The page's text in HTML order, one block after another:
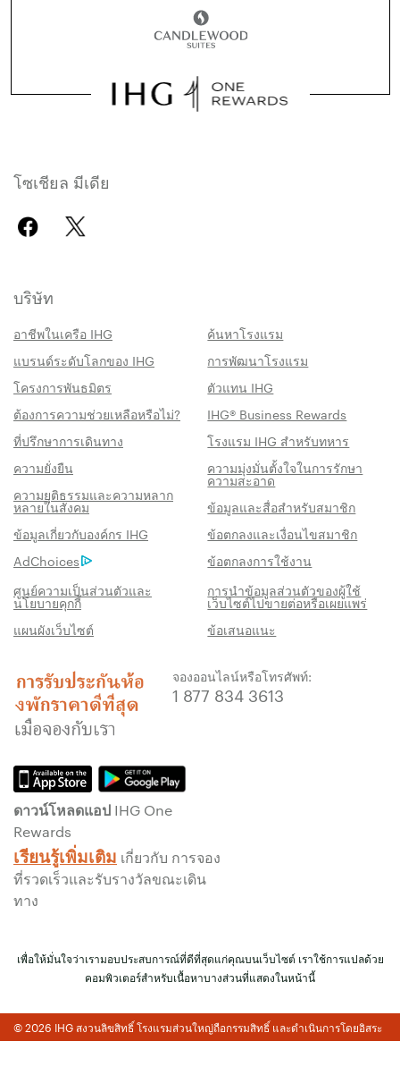
โซเชียล มีเดีย
บริษัท
อาชีพในเครือ IHG
ค้นหาโรงแรม
แบรนด์ระดับโลกของ IHG
การพัฒนาโรงแรม
โครงการพันธมิตร
ตัวแทน IHG
ต้องการความช่วยเหลือหรือไม่?
IHG® Business Rewards
ที่ปรึกษาการเดินทาง
โรงแรม IHG สำหรับทหาร
ความยั่งยืน
ความมุ่งมั่นตั้งใจในการรักษา
ความสะอาด
ความยุติธรรมและความหลาก
หลายในสังคม
ข้อมูลและสื่อสำหรับสมาชิก
ข้อมูลเกี่ยวกับองค์กร IHG
ข้อตกลงและเงื่อนไขสมาชิก
AdChoices
ข้อตกลงการใช้งาน
ศูนย์ความเป็นส่วนตัวและ
นโยบายคุกกี้
การนำข้อมูลส่วนตัวของผู้ใช้
เว็บไซต์ไปขายต่อหรือเผยแพร่
แผนผังเว็บไซต์
ข้อเสนอแนะ
จองออนไลน์หรือโทรศัพท์:
1 877 834 3613
ดาวน์โหลดแอป IHG One
Rewards
เรียนรู้เพิ่มเติม เกี่ยวกับ การจอง
ที่รวดเร็วและรับรางวัลขณะเดิน
ทาง
สิทธิประโชน์เมื่อจองกับเรา
การรับประกันห้องพักราคาดีที่สุด
เราสัญญาว่าคุณจะได้รับราคาต่ำที่สุดทาง
ออนไลน์ มิฉะนั้น เราจะปรับให้ตรงกับราคาที่ถูก
กว่า พร้อมให้คะแนน IHG® One Rewards แก่
รับประกันการจองทางออนไลน์
รับประกันห้องพักของคุณแล้ว
เราไม่คิดค่าธรรมเนียมการจองสำหรับการจอง
โดยตรงกับเรา
ข้อมูลส่วนบุคคล และการรักษาความปลอดภัย
เว็บไซต์
IHG ดำเนินการด้านความเป็นส่วนตัวอย่างจริงจัง
เพื่อคุ้มครองคุณ ข้อมูลส่วนบุคคลทั้งหมดที่คุณให้
จะมีการเข้ารหัส และปลอดภัย
เพื่อให้มั่นใจว่าเรามอบประสบการณ์ที่ดีที่สุดแก่คุณบนเว็บไซต์ เราใช้การแปลด้วย
คอมพิวเตอร์สำหรับเนื้อหาบางส่วนที่แสดงในหน้านี้
© 2026 IHG สงวนลิขสิทธิ์ โรงแรมส่วนใหญ่ถือกรรมสิทธิ์ และดำเนินการโดยอิสระ